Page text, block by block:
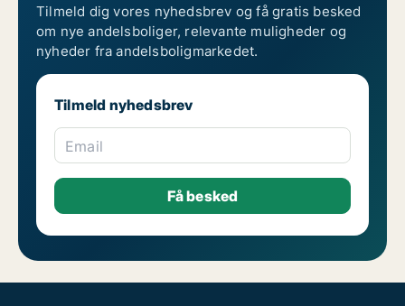
Tilmeld dig vores nyhedsbrev og få gratis besked
om nye andelsboliger, relevante muligheder og
nyheder fra andelsboligmarkedet.
Tilmeld nyhedsbrev
Email